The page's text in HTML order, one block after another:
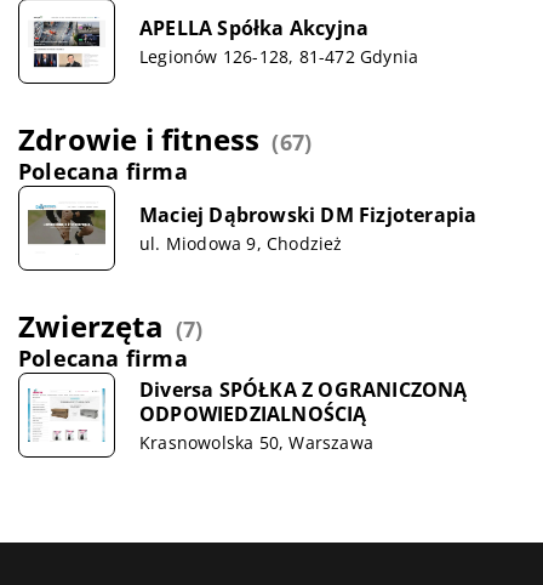
APELLA Spółka Akcyjna
Legionów 126-128, 81-472 Gdynia
Zdrowie i fitness (67)
Polecana firma
Maciej Dąbrowski DM Fizjoterapia
ul. Miodowa 9, Chodzież
Zwierzęta (7)
Polecana firma
Diversa SPÓŁKA Z OGRANICZONĄ
ODPOWIEDZIALNOŚCIĄ
Krasnowolska 50, Warszawa